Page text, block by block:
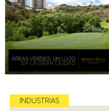
INDUSTRIAS